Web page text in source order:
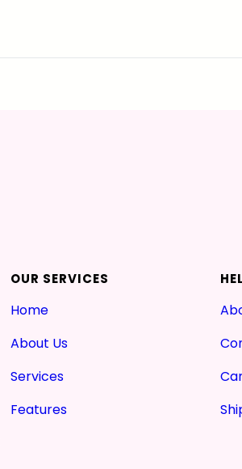
OUR SERVICES
Home
About Us
Services
Features